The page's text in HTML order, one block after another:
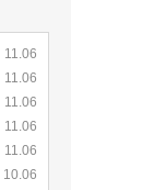
11.06
11.06
11.06
11.06
11.06
10.06